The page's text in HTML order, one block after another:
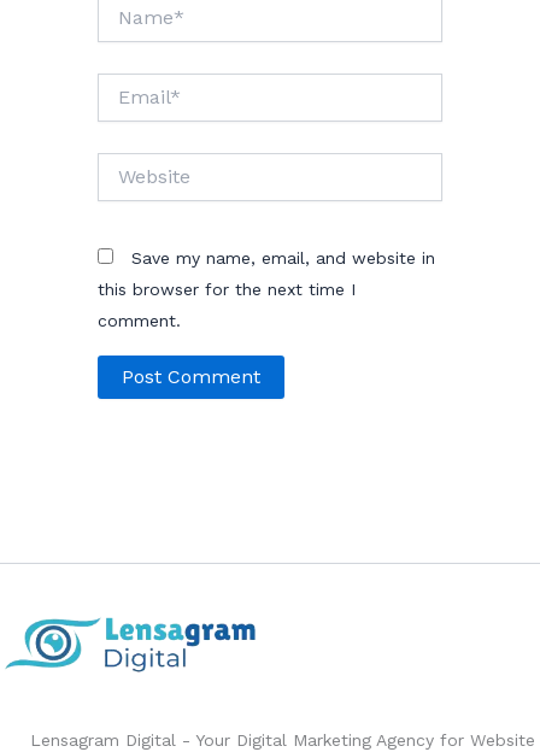
Save my name, email, and website in
this browser for the next time I
comment.
Lensagram Digital - Your Digital Marketing Agency for Website